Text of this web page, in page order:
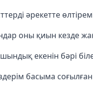
әрекетте
оны қиын кезде
екенін бәрі
басыма соғылған